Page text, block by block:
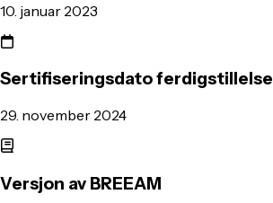
10. januar 2023
Sertifiseringsdato ferdigstillelse
29. november 2024
Versjon av BREEAM